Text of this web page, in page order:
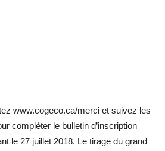
www.cogeco.ca/merci et suivez les
compléter le bulletin d’inscription
le 27 juillet 2018. Le tirage du grand